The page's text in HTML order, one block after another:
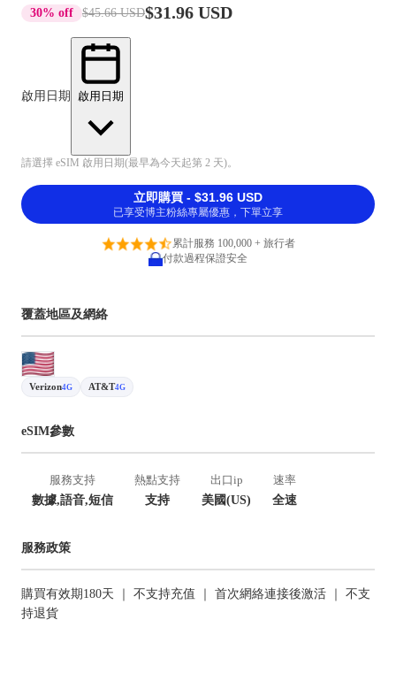
30% off $45.66 USD$31.96 USD
啟用日期 啟用日期
請選擇 eSIM 啟用日期(最早為今天起第 2 天)。
立即購買 - $31.96 USD
已享受博主粉絲專屬優惠，下單立享
累計服務 100,000 + 旅行者
付款過程保證安全
覆蓋地區及網絡
Verizon4G AT&T4G
eSIM參數
服務支持
數據,語音,短信
熱點支持
支持
出口ip
美國(US)
速率
全速
服務政策
購買有效期180天 ｜ 不支持充值 ｜ 首次網絡連接後激活 ｜ 不支
持退貨